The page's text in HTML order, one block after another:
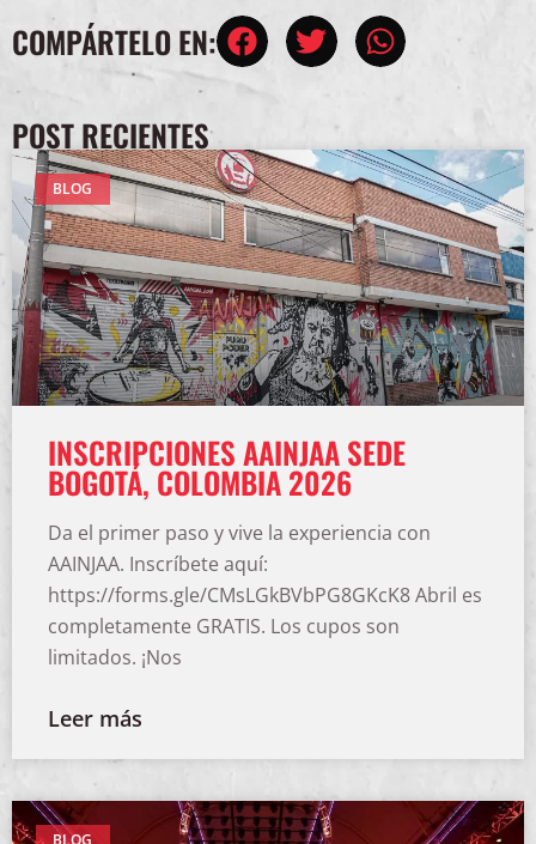
COMPÁRTELO EN:
POST RECIENTES
BLOG
INSCRIPCIONES AAINJAA SEDE
BOGOTÁ, COLOMBIA 2026
Da el primer paso y vive la experiencia con
AAINJAA. Inscríbete aquí:
https://forms.gle/CMsLGkBVbPG8GKcK8 Abril es
completamente GRATIS. Los cupos son
limitados. ¡Nos
Leer más